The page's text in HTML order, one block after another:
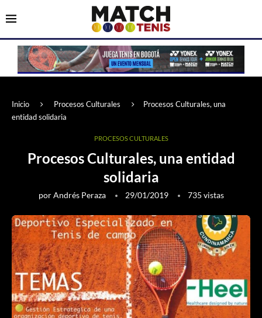
Inicio Procesos Culturales
Procesos Culturales, una
entidad solidaria
PROCESOS CULTURALES
Procesos Culturales, una entidad
solidaria
porAndrés Peraza 29/01/2019 735 vistas